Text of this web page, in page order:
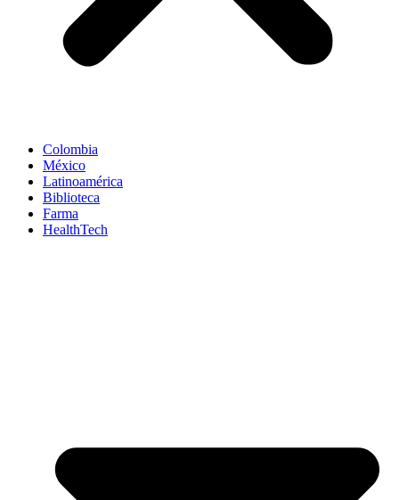
Colombia
México
Latinoamérica
Biblioteca
Farma
HealthTech